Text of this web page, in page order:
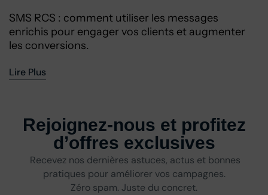
SMS RCS : comment utiliser les messages
enrichis pour engager vos clients et augmenter
les conversions.
Lire Plus
Rejoignez-nous et profitez
d’offres exclusives
Recevez nos dernières astuces, actus et bonnes
pratiques pour améliorer vos campagnes.
Zéro spam. Juste du concret.